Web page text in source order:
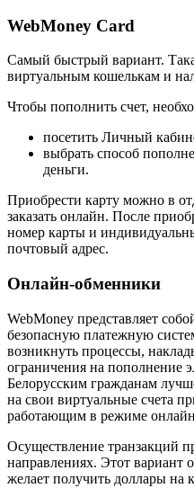
WebMoney Card
Самый быстрый вариант.
виртуальным кошелькам и
Чтобы пополнить счет,
посетить Личный
выбрать способ
деньги.
Приобрести карту можно в
заказать онлайн. После
номер карты и
почтовый адрес.
Онлайн-обменники
WebMoney представляет
безопасную платежную
возникнуть процессы,
ограничения на пополнение
Белорусским гражданам
на свои виртуальные счета
работающим в режиме
Осуществление транзакций
направлениях. Этот вариант
желает получить доллары на